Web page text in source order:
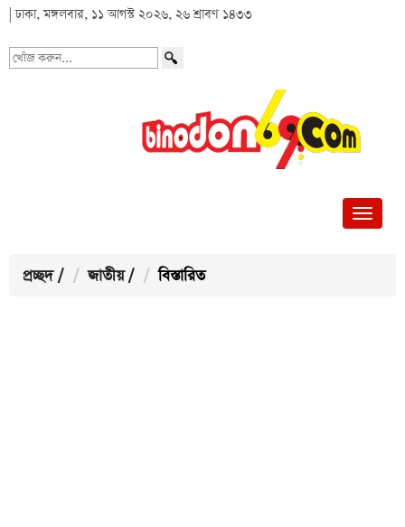
| ঢাকা, মঙ্গলবার, ১১ আগস্ট ২০২৬, ২৬ শ্রাবণ ১৪৩৩
খোঁজ
প্রচ্ছদ / জাতীয় / বিস্তারিত